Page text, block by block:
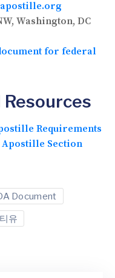
Washington, DC
for federal
Requirements
Apostille Section
Document
유